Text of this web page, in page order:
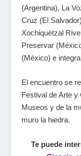
(Argentina), La
Cruz (El
Xochiquétzal
Preservar
(México) e
El encuentro se
Festival de Arte y
Museos y de la
muro la hiedra.
Te puede